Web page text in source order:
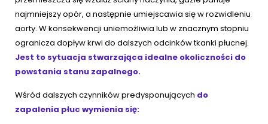
najmniejszy opór, a następnie umiejscawia się w rozwidleniu
aorty. W konsekwencji uniemożliwia lub w znacznym stopniu
ogranicza dopływ krwi do dalszych odcinków tkanki płucnej.
Jest to sytuacja stwarzająca idealne okoliczności do
powstania stanu zapalnego.
Wśród dalszych czynników predysponujących do
zapalenia płuc wymienia się: